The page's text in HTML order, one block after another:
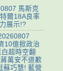
馬斯克
爾18A良率
展示!?
10億掀政治
超時空翻
萬安不道歉
蘇巧慧! 藍營